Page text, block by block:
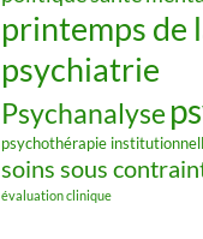
printemps de
psychiatrie
Psychanalyse
psychothérapie
soins sous
évaluation clinique